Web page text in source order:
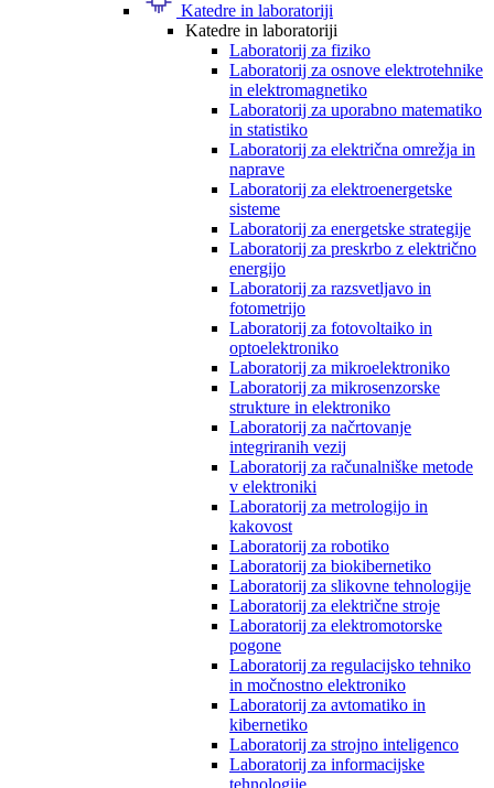
Katedre in laboratoriji
Katedre in laboratoriji
Laboratorij za fiziko
Laboratorij za osnove elektrotehnike
in elektromagnetiko
Laboratorij za uporabno matematiko
in statistiko
Laboratorij za električna omrežja in
naprave
Laboratorij za elektroenergetske
sisteme
Laboratorij za energetske strategije
Laboratorij za preskrbo z električno
energijo
Laboratorij za razsvetljavo in
fotometrijo
Laboratorij za fotovoltaiko in
optoelektroniko
Laboratorij za mikroelektroniko
Laboratorij za mikrosenzorske
strukture in elektroniko
Laboratorij za načrtovanje
integriranih vezij
Laboratorij za računalniške metode
v elektroniki
Laboratorij za metrologijo in
kakovost
Laboratorij za robotiko
Laboratorij za biokibernetiko
Laboratorij za slikovne tehnologije
Laboratorij za električne stroje
Laboratorij za elektromotorske
pogone
Laboratorij za regulacijsko tehniko
in močnostno elektroniko
Laboratorij za avtomatiko in
kibernetiko
Laboratorij za strojno inteligenco
Laboratorij za informacijske
tehnologije